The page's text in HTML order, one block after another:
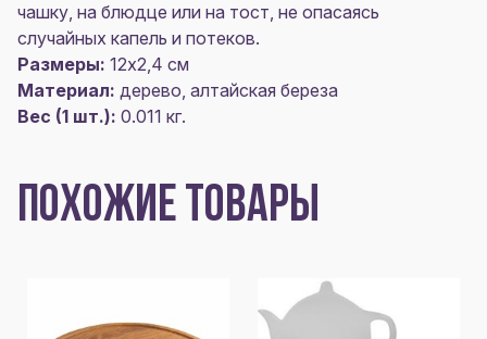
чашку, на блюдце или на тост, не опасаясь
случайных капель и потеков.
Размеры: 12х2,4 см
Материал: дерево, алтайская береза
Вес (1 шт.): 0.011 кг.
ПОХОЖИЕ ТОВАРЫ